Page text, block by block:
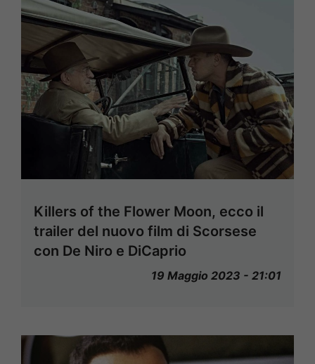
Killers of the Flower Moon, ecco il
trailer del nuovo film di Scorsese
con De Niro e DiCaprio
19 Maggio 2023 - 21:01